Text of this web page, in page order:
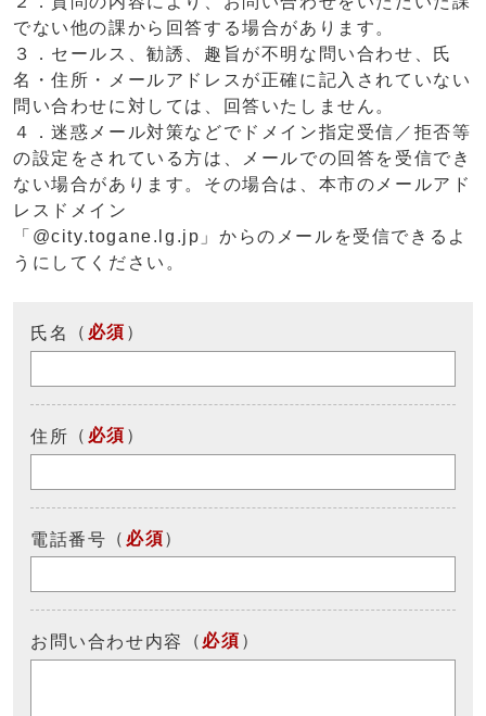
でない他の課から回答する場合があります。
３．セールス、勧誘、趣旨が不明な問い合わせ、氏
名・住所・メールアドレスが正確に記入されていない
問い合わせに対しては、回答いたしません。
４．迷惑メール対策などでドメイン指定受信／拒否等
の設定をされている方は、メールでの回答を受信でき
ない場合があります。その場合は、本市のメールアド
レスドメイン
「@city.togane.lg.jp」からのメールを受信できるよ
うにしてください。
氏名 （ 必須 ）
住所 （ 必須 ）
電話番号 （ 必須）
お問い合わせ内容 （ 必須 ）